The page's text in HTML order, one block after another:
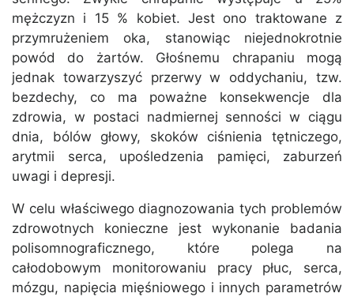
mężczyzn i 15 % kobiet. Jest ono traktowane z
przymrużeniem oka, stanowiąc niejednokrotnie
powód do żartów. Głośnemu chrapaniu mogą
jednak towarzyszyć przerwy w oddychaniu, tzw.
bezdechy, co ma poważne konsekwencje dla
zdrowia, w postaci nadmiernej senności w ciągu
dnia, bólów głowy, skoków ciśnienia tętniczego,
arytmii serca, upośledzenia pamięci, zaburzeń
uwagi i depresji.
W celu właściwego diagnozowania tych problemów
zdrowotnych konieczne jest wykonanie badania
polisomnograficznego, które polega na
całodobowym monitorowaniu pracy płuc, serca,
mózgu, napięcia mięśniowego i innych parametrów